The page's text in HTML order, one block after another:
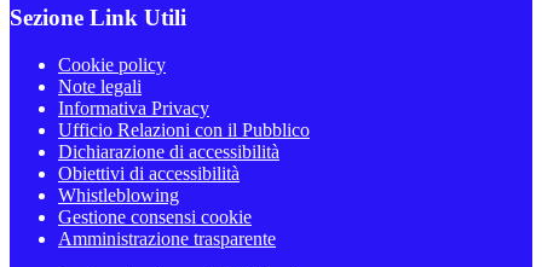
Sezione Link Utili
Cookie policy
Note legali
Informativa Privacy
Ufficio Relazioni con il Pubblico
Dichiarazione di accessibilità
Obiettivi di accessibilità
Whistleblowing
Gestione consensi cookie
Amministrazione trasparente